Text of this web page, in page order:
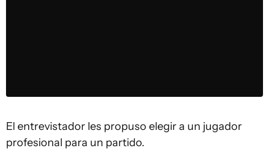
El entrevistador les propuso elegir a un jugador
profesional para un partido.